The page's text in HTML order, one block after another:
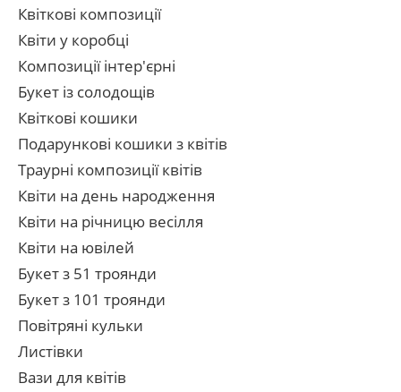
Квіткові композиції
Квіти у коробці
Композиції інтер'єрні
Букет із солодощів
Квіткові кошики
Подарункові кошики з квітів
Траурні композиції квітів
Квіти на день народження
Квіти на річницю весілля
Квіти на ювілей
Букет з 51 троянди
Букет з 101 троянди
Повітряні кульки
Листівки
Вази для квітів